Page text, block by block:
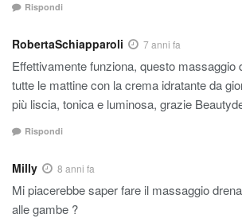
Rispondi
RobertaSchiapparoli 7 anni fa
Effettivamente funziona, questo massaggio
tutte le mattine con la crema idratante da
più liscia, tonica e luminosa, grazie
Rispondi
Milly 8 anni fa
Mi piacerebbe saper fare il massaggio
alle gambe ?